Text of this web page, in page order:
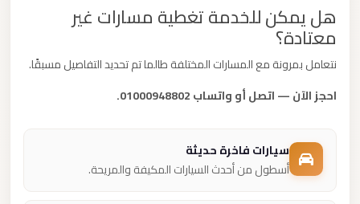
هل يمكن للخدمة تغطية مسارات غير
معتادة؟
نتعامل بمرونة مع المسارات المختلفة طالما تم تحديد التفاصيل مسبقًا.
احجز الآن — اتصل أو واتساب 01000948802.
سيارات فاخرة حديثة
أسطول من أحدث السيارات المكيفة والمريحة.